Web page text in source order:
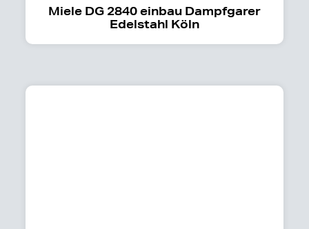
Miele DG 2840 einbau Dampfgarer
Edelstahl Köln